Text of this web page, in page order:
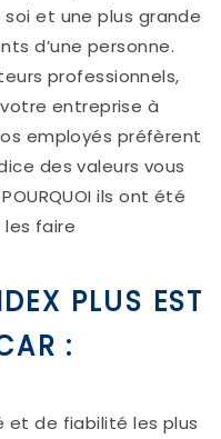
et une plus grande
d’une personne.
professionnels,
votre entreprise à
employés préfèrent
des valeurs vous
ils ont été
faire
PLUS EST
:
et de fiabilité les plus